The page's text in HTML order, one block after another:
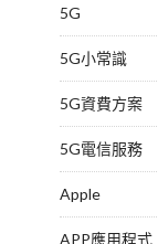
5G
5G小常識
5G資費方案
5G電信服務
Apple
APP應用程式